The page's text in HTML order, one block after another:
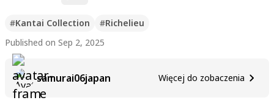
#Kantai Collection #Richelieu
Published on Sep 2, 2025
samurai06japan Więcej do zobaczenia